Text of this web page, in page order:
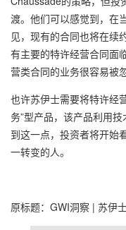
渡。他们可以感觉到，在
见，现有的合同也将在续
有主要的特许经营合同面
营类合同的业务很容易被忽
也许苏伊士需要将特许经
务”型产品，该产品利用
到这一点，投资者将开始
一转变的人。
原标题：GWI洞察 | 苏伊